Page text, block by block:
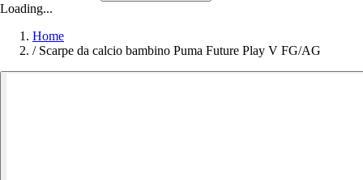
Loading...
Home
/ Scarpe da calcio bambino Puma Future Play V FG/AG